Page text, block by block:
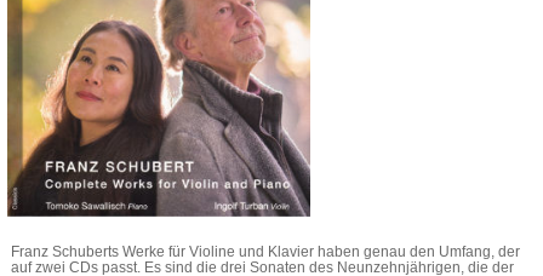
Franz Schuberts Werke für Violine und Klavier haben genau den Umfang, der
auf zwei CDs passt. Es sind die drei Sonaten des Neunzehnjährigen, die der